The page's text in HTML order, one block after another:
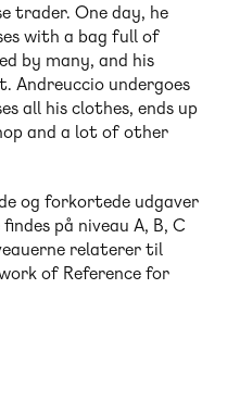
trader. One day, he
with a bag full of
by many, and his
Andreuccio undergoes
all his clothes, ends up
and a lot of other
og forkortede udgaver
på niveau A, B, C
relaterer til
of Reference for